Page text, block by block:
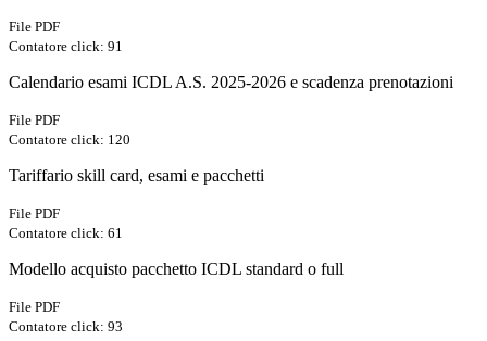
File PDF
Contatore click: 91
Calendario esami ICDL A.S. 2025-2026 e scadenza prenotazioni
File PDF
Contatore click: 120
Tariffario skill card, esami e pacchetti
File PDF
Contatore click: 61
Modello acquisto pacchetto ICDL standard o full
File PDF
Contatore click: 93